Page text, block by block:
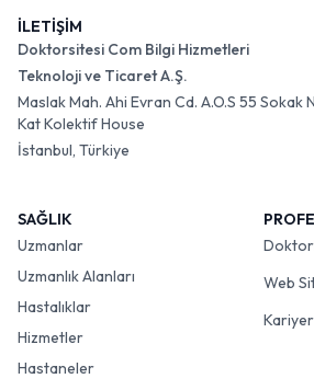
İLETİŞİM
Doktorsitesi Com Bilgi Hizmetleri
Teknoloji ve Ticaret A.Ş.
Maslak Mah. Ahi Evran Cd. A.O.S 55 Sokak
Kat Kolektif House
İstanbul, Türkiye
SAĞLIK
Uzmanlar
Uzmanlık Alanları
Hastalıklar
Hizmetler
Hastaneler
Web
Kariyer